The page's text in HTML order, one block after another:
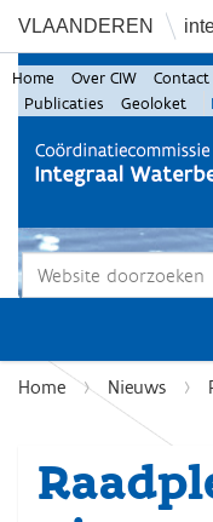
VLAANDEREN
Zoek
Home Over CIW Contact
Publicaties
Geoloket
Home Nieuws